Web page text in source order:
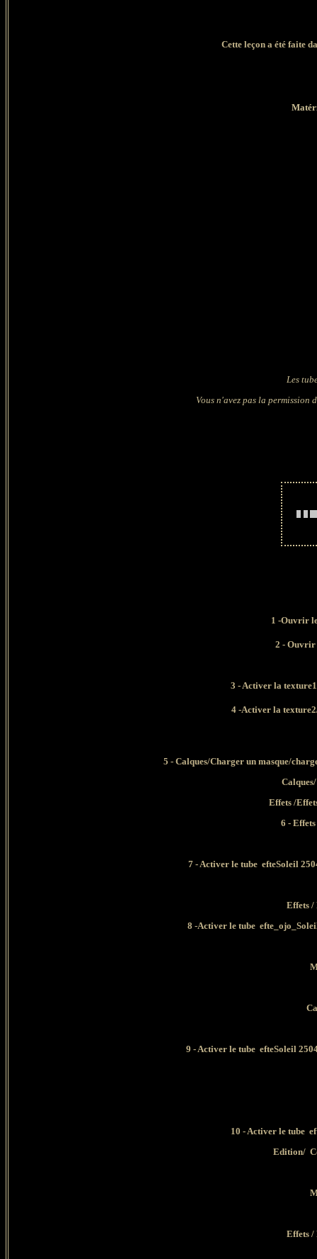
Cette leçon a été faite
Les
Vous n'avez pas la permission
1 -Ouvrir
2 - Ouvrir
3 - Activer la
4 -Activer la
5 - Calques/Charger un masque/
Effets /
6 -
7 - Activer le tube efteSoleil
Effets /
8 -Activer le tube
9 - Activer le tube efteSoleil
10 - Activer le tube
Edition/
Effets /